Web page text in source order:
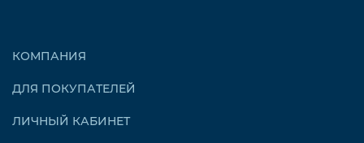
КОМПАНИЯ
ДЛЯ ПОКУПАТЕЛЕЙ
ЛИЧНЫЙ КАБИНЕТ